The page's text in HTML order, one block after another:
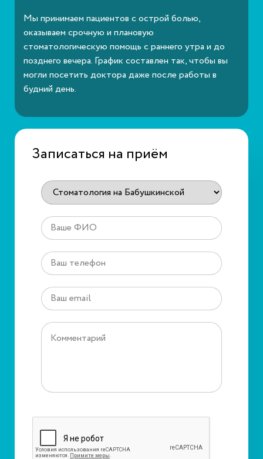
Мы принимаем пациентов с острой болью,
оказываем срочную и плановую
стоматологическую помощь с раннего утра и до
позднего вечера. График составлен так, чтобы вы
могли посетить доктора даже после работы в
будний день.
Записаться на приём